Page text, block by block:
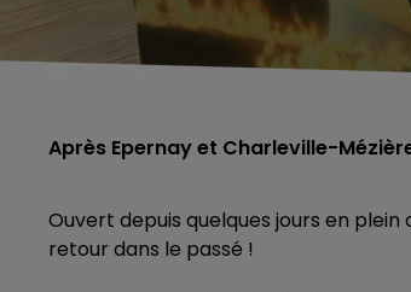
Après Epernay et Charleville-
Ouvert depuis quelques jours en plein
retour dans le passé !